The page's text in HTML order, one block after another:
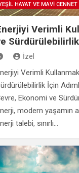
HAYAT VE MAVİ CENNET
Verimli
İzel
Verimli
İçin
Ekonomi ve
modern yaşamın
talebi, sınırlı…